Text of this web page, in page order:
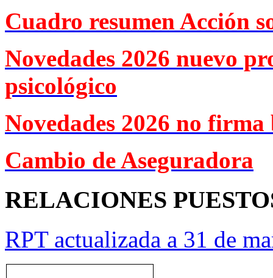
Cuadro resumen Acción
Novedades 2026 nuevo
psicológico
Novedades 2026 no firma
Cambio de Aseguradora
RELACIONES
RPT actualizada a 31 de